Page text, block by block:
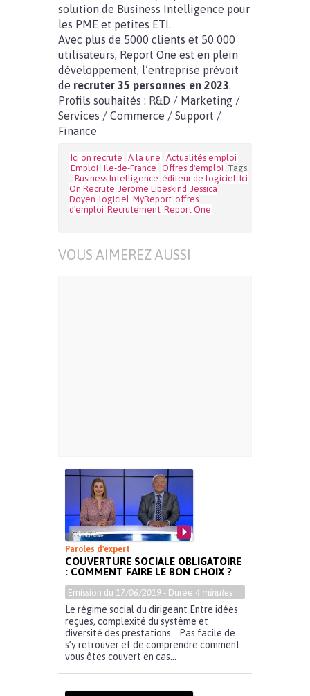
solution de Business Intelligence pour
les PME et petites ETI.
Avec plus de 5000 clients et 50 000
utilisateurs, Report One est en plein
développement, l’entreprise prévoit
de recruter 35 personnes en 2023
Profils souhaités : R&D / Marketing /
Services / Commerce / Support /
Finance
Ici on recrute A la une Actualités emploi
Emploi Ile-de-France Offres d'emploi Tags
: Business Intelligence éditeur de logiciel Ici
On Recrute Jérôme Libeskind Jessica
Doyen logiciel MyReport offres
d'emploi Recrutement Report One
VOUS AIMEREZ AUSSI
Paroles d'expert
COUVERTURE SOCIALE OBLIGATOIRE
: COMMENT FAIRE LE BON CHOIX ?
Emission du 17/06/2019 - Durée 4 minutes
Le régime social du dirigeant Entre idées
reçues, complexité du système et
diversité des prestations… Pas facile de
s’y retrouver et de comprendre comment
vous êtes couvert en cas...